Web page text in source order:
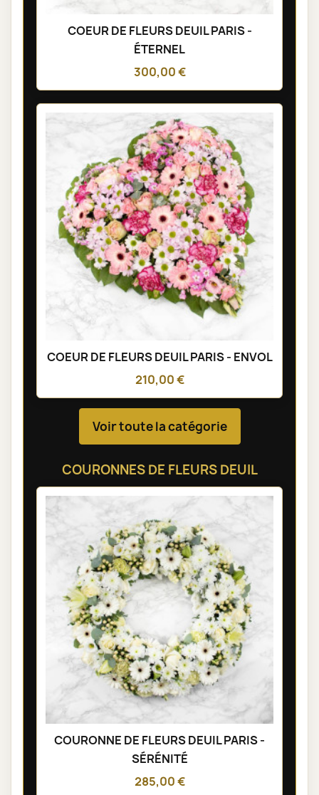
COEUR DE FLEURS DEUIL PARIS -
ÉTERNEL
300,00 €
COEUR DE FLEURS DEUIL PARIS - ENVOL
210,00 €
Voir toute la catégorie
COURONNES DE FLEURS DEUIL
COURONNE DE FLEURS DEUIL PARIS -
SÉRÉNITÉ
285,00 €